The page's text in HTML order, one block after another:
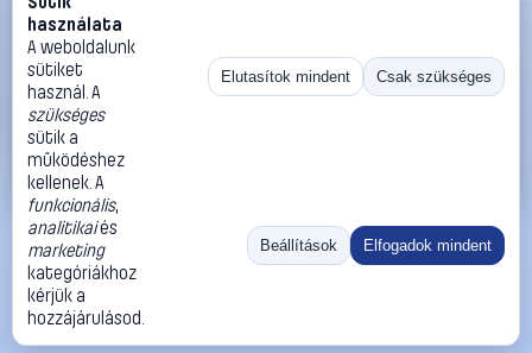
#2338798
Tridonic LED meghajtó Állandó áramú 60 W 900 - 1750 mA
20 - 54 V 1 db
Tridonic LED meghajtók
13 990 Ft
Kosárba
«
Ugrás:
Méret:
Rendezés:
©2026
ThermoScope
ÁSZF
Cégbemutató
használata
A weboldalunk
sütiket
használ. A
szükséges
sütik a
működéshez
kellenek. A
funkcionális,
analitikaiés
marketing
kategóriákhoz
kérjük a
hozzájárulásod.
Elutasítok mindent Csak szükséges
Beállítások Elfogadok mindent